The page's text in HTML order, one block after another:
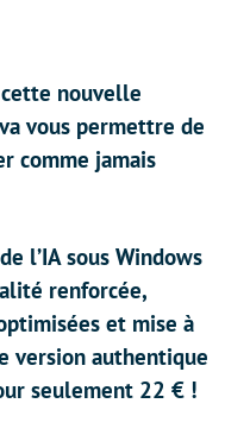
nouvelle
vous permettre de
comme jamais
l’IA sous Windows
renforcée,
et mise à
version authentique
seulement 22 € !